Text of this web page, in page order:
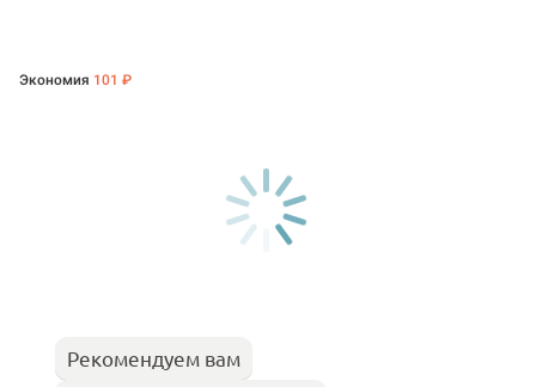
Экономия 101 ₽
Рекомендуем вам